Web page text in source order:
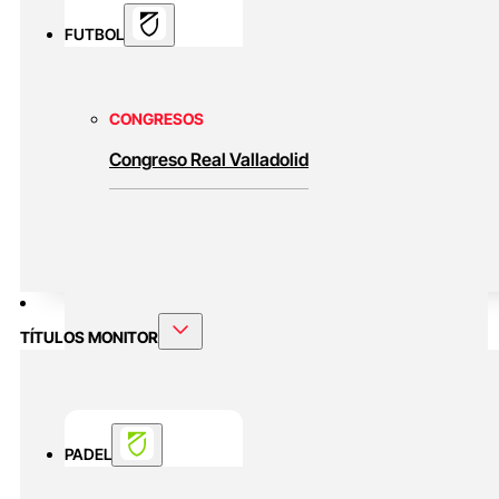
FUTBOL
CONGRESOS
Congreso Real Valladolid
TÍTULOS MONITOR
PADEL